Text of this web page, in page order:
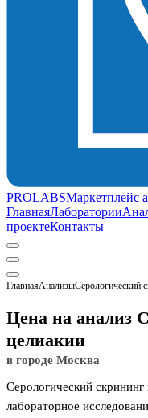
PROLABSМаркетплейс
ГлавнаяЛаборатории
проектеКонтакты
ГлавнаяАнализыСерологический
Цена на анализ
целиакии
в городе Москва
Серологический
лабораторное